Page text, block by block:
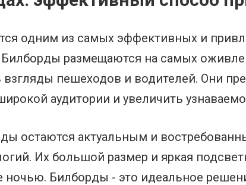
одним из самых эффективных и
размещаются на самых
взгляды пешеходов и водителей. Они
аудитории и увеличить
остаются актуальным и
Их большой размер и яркая
ночью. Билборды - это идеальное